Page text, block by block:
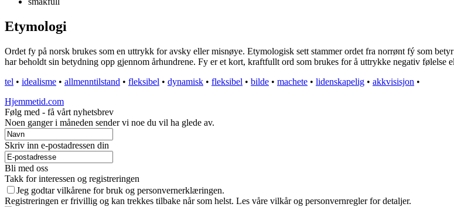
Etymologi
Ordet fy på norsk brukes som en uttrykk for avsky eller misnøye. Etymologisk sett stammer ordet fra norrønt fý som
har beholdt sin betydning opp gjennom århundrene. Fy er et kort, kraftfullt ord som brukes for å uttrykke negativ følelse
tel • idealisme • allmenntilstand • fleksibel • dynamisk • fleksibel • bilde • machete • lidenskapelig • akkvisisjon •
Hjemmetid.com
Følg med - få vårt nyhetsbrev
Noen ganger i måneden sender vi noe du vil ha glede av.
Skriv inn e-postadressen din
Bli med oss
Takk for interessen og registreringen
Jeg godtar vilkårene for bruk og personvernerklæringen.
Registreringen er frivillig og kan trekkes tilbake når som helst. Les våre vilkår og personvernregler for detaljer.